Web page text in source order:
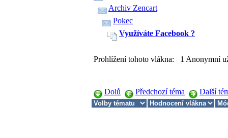
Archiv Zencart
Pokec
Využíváte Facebook ?
Prohlížení tohoto vlákna: 1 Anonymní
Dolů Předchozí téma Další